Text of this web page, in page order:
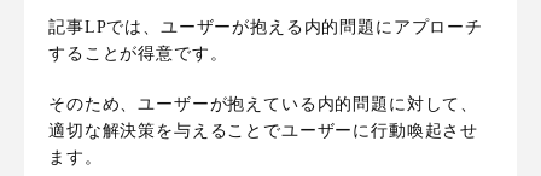
記事LPでは、ユーザーが抱える内的問題にアプローチ
することが得意です。
そのため、ユーザーが抱えている内的問題に対して、
適切な解決策を与えることでユーザーに行動喚起させ
ます。